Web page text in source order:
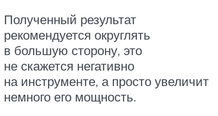
Полученный результат
рекомендуется округлять
в большую сторону, это
не скажется негативно
на инструменте, а просто увеличит
немного его мощность.